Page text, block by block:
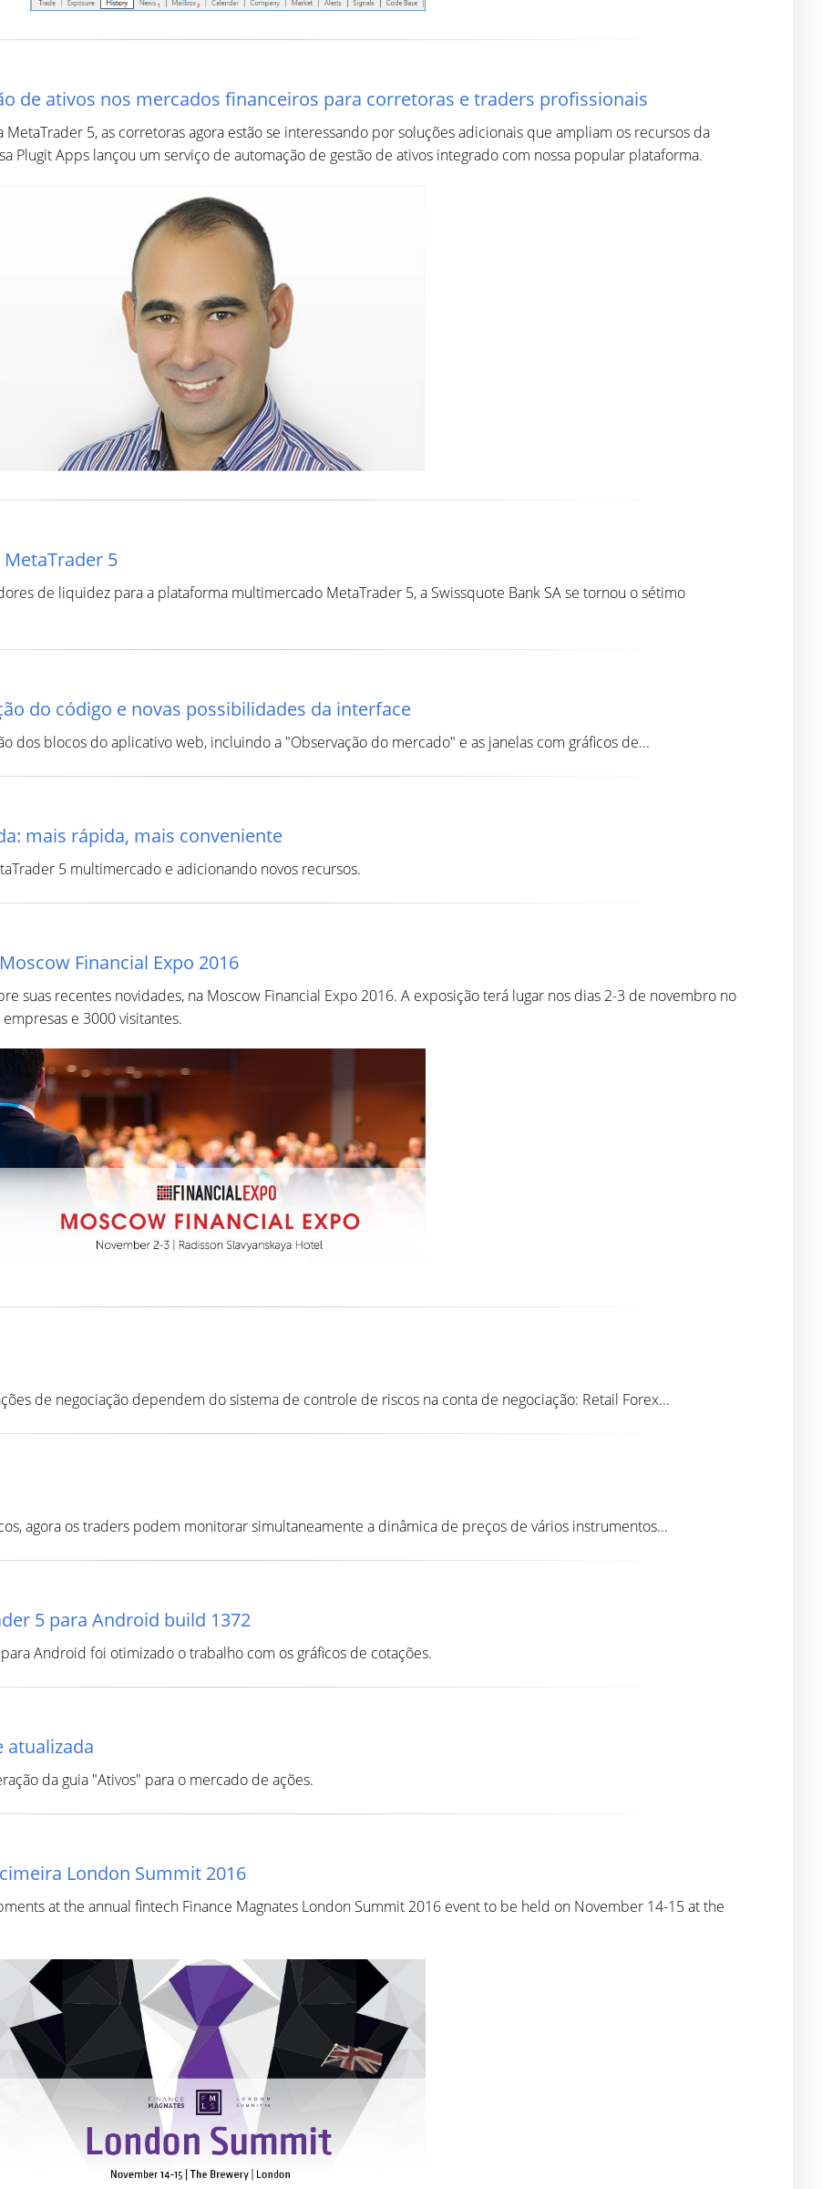
de ativos nos mercados financeiros para corretoras e traders profissionais
5, as corretoras agora estão se interessando por soluções adicionais que ampliam os recursos da
Plugit Apps lançou um serviço de automação de gestão de ativos integrado com nossa popular plataforma.
5
de liquidez para a plataforma multimercado MetaTrader 5, a Swissquote Bank SA se tornou o sétimo
do código e novas possibilidades da interface
dos blocos do aplicativo web, incluindo a "Observação do mercado" e as janelas com gráficos de...
mais rápida, mais conveniente
5 multimercado e adicionando novos recursos.
Financial Expo 2016
suas recentes novidades, na Moscow Financial Expo 2016. A exposição terá lugar nos dias 2-3 de novembro no
e 3000 visitantes.
de negociação dependem do sistema de controle de riscos na conta de negociação: Retail Forex...
agora os traders podem monitorar simultaneamente a dinâmica de preços de vários instrumentos...
5 para Android build 1372
Android foi otimizado o trabalho com os gráficos de cotações.
atualizada
da guia "Ativos" para o mercado de ações.
London Summit 2016
at the annual fintech Finance Magnates London Summit 2016 event to be held on November 14-15 at the